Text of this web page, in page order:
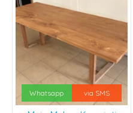
Whatsapp via SMS